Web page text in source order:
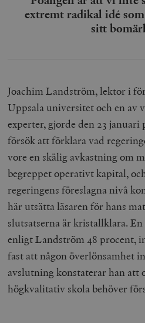
extremt radikal idé
sitt
Joachim Landström, lektor i
Uppsala universitet och en av
experter, gjorde den 23
försök att förklara vad
vore en skälig avkastning om
begreppet operativt kapital,
regeringens föreslagna nivå
här utsätta läsaren för hans
slutsatserna är kristallklara.
enligt Landström 48 procent,
fast att någon överlönsamhet
avslutning konstaterar han att
högkvalitativ skola behöver